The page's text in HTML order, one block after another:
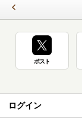
ポスト
ログイン